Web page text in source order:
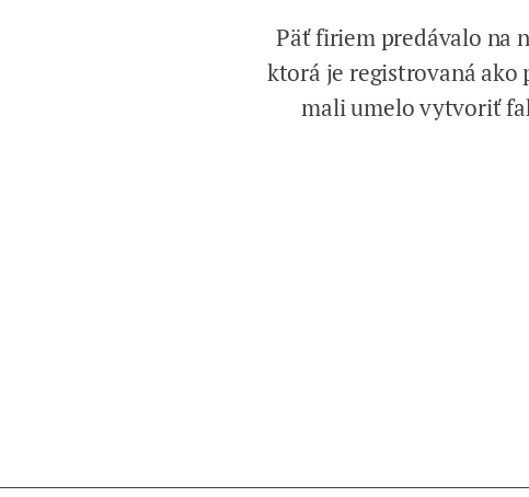
Päť firiem predávalo na
ktorá je registrovaná ako
mali umelo vytvoriť